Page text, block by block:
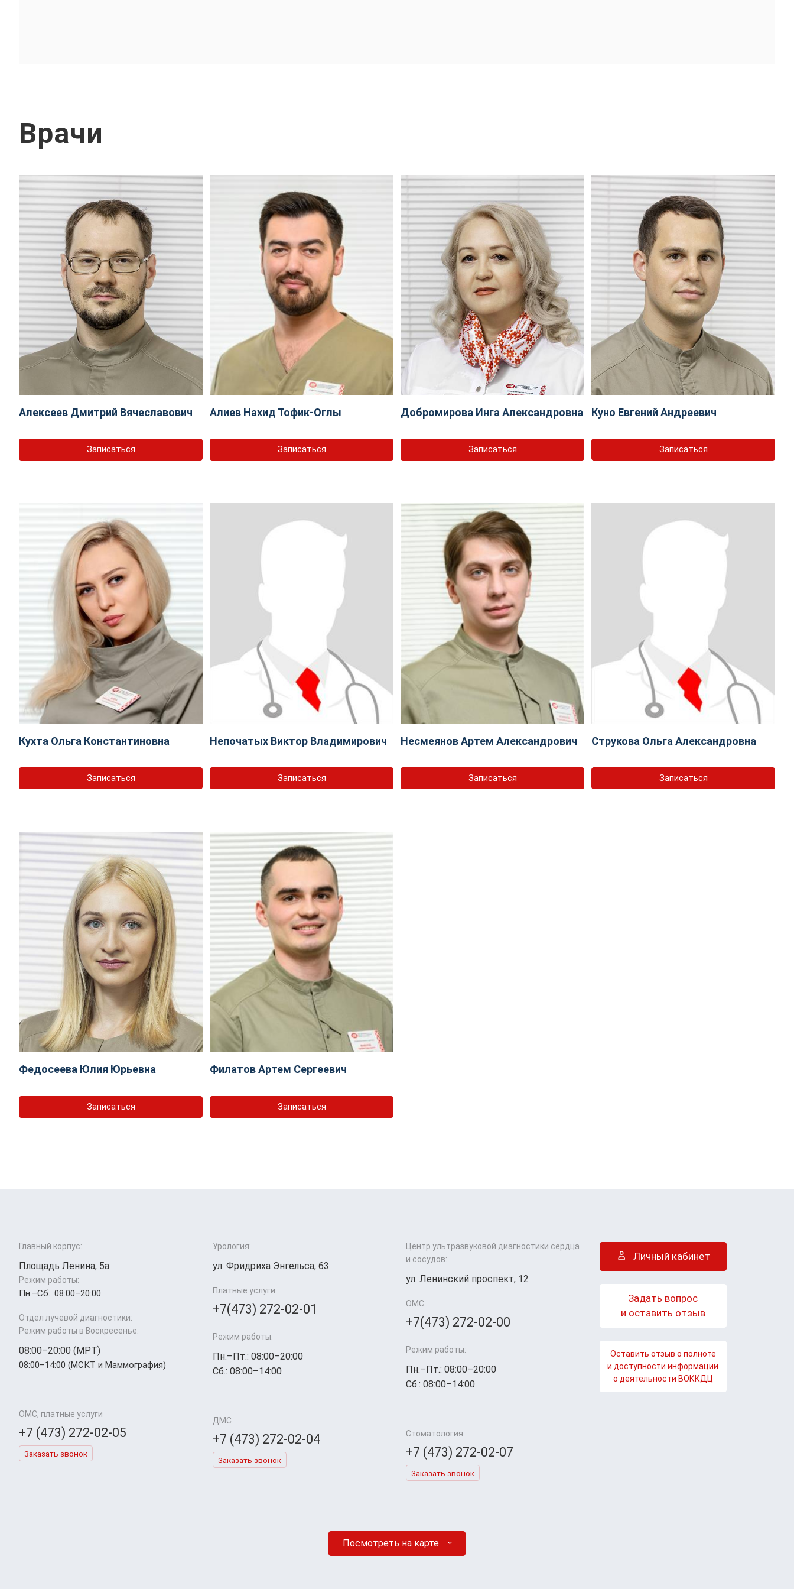
Врачи
Алексеев Дмитрий Вячеславович
Записаться
Алиев Нахид Тофик-Оглы
Записаться
Добромирова Инга Александровна
Записаться
Куно Евгений Андреевич
Записаться
Кухта Ольга Константиновна
Записаться
Непочатых Виктор Владимирович
Записаться
Несмеянов Артем Александрович
Записаться
Струкова Ольга Александровна
Записаться
Федосеева Юлия Юрьевна
Записаться
Филатов Артем Сергеевич
Записаться
Главный корпус:
Площадь Ленина, 5а
Режим работы:
Пн.–Cб.: 08:00–20:00
Отдел лучевой диагностики:
Режим работы в Воскресенье:
08:00–20:00 (МРТ)
08:00–14:00 (МСКТ и Маммография)
ОМС, платные услуги
+7 (473) 272-02-05
Заказать звонок
Урология:
ул. Фридриха Энгельса, 63
Платные услуги
+7(473) 272-02-01
Режим работы:
Пн.–Пт.: 08:00–20:00
Сб.: 08:00–14:00
ДМС
+7 (473) 272-02-04
Заказать звонок
Центр ультразвуковой диагностики сердца
и сосудов:
ул. Ленинский проспект, 12
ОМС
+7(473) 272-02-00
Режим работы:
Пн.–Пт.: 08:00–20:00
Сб.: 08:00–14:00
Стоматология
+7 (473) 272-02-07
Заказать звонок
Личный кабинет
Задать вопрос
и оставить отзыв
Оставить отзыв о полноте
и доступности информации
о деятельности ВОККДЦ
Посмотреть на карте